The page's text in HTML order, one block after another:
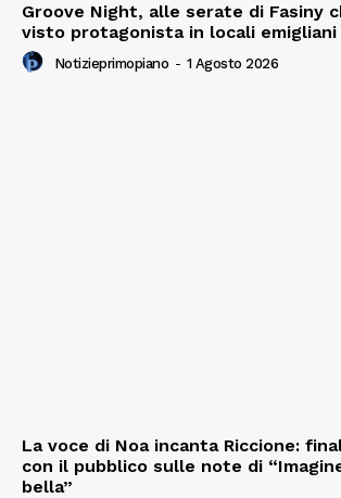
Groove Night, alle serate di Fasiny
visto protagonista in locali emigliani
Notizieprimopiano - 1 Agosto 2026
La voce di Noa incanta Riccione:
con il pubblico sulle note di
bella”